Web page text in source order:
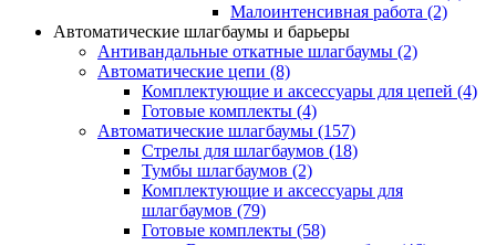
Малоинтенсивная работа (2)
Автоматические шлагбаумы и барьеры
Антивандальные откатные шлагбаумы (2)
Автоматические цепи (8)
Комплектующие и аксессуары для цепей (4)
Готовые комплекты (4)
Автоматические шлагбаумы (157)
Стрелы для шлагбаумов (18)
Тумбы шлагбаумов (2)
Комплектующие и аксессуары для
шлагбаумов (79)
Готовые комплекты (58)